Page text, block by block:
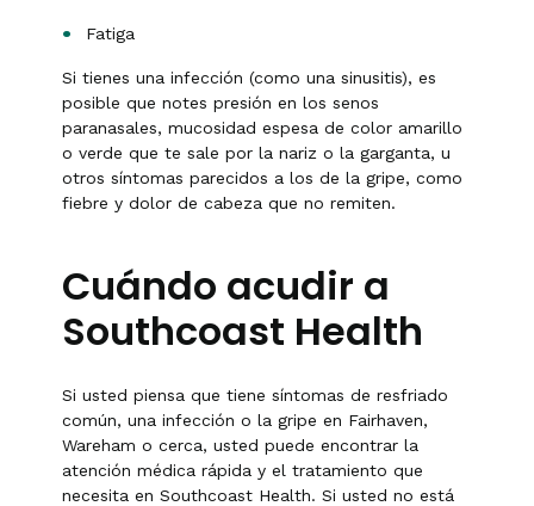
Fatiga
Si tienes una infección (como una sinusitis), es
posible que notes presión en los senos
paranasales, mucosidad espesa de color amarillo
o verde que te sale por la nariz o la garganta, u
otros síntomas parecidos a los de la gripe, como
fiebre y dolor de cabeza que no remiten.
Cuándo acudir a
Southcoast Health
Si usted piensa que tiene síntomas de resfriado
común, una infección o la gripe en Fairhaven,
Wareham o cerca, usted puede encontrar la
atención médica rápida y el tratamiento que
necesita en Southcoast Health. Si usted no está